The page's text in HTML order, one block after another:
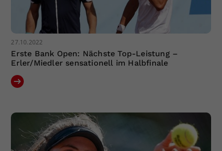
27.10.2022
Erste Bank Open: Nächste Top-Leistung –
Erler/Miedler sensationell im Halbfinale